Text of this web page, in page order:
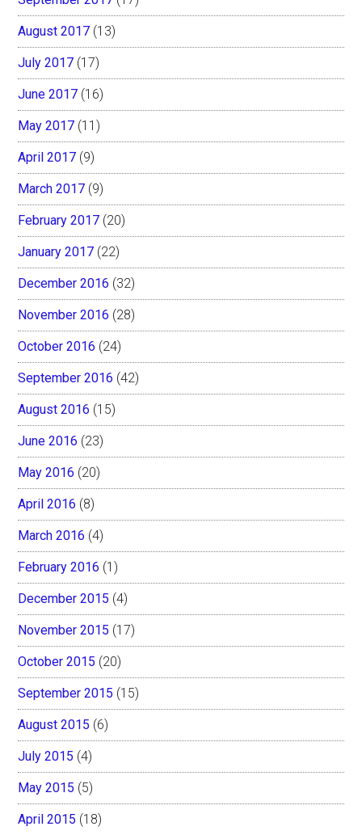
August 2017 (13)
July 2017 (17)
June 2017 (16)
May 2017 (11)
April 2017 (9)
March 2017 (9)
February 2017 (20)
January 2017 (22)
December 2016 (32)
November 2016 (28)
October 2016 (24)
September 2016 (42)
August 2016 (15)
June 2016 (23)
May 2016 (20)
April 2016 (8)
March 2016 (4)
February 2016 (1)
December 2015 (4)
November 2015 (17)
October 2015 (20)
September 2015 (15)
August 2015 (6)
July 2015 (4)
May 2015 (5)
April 2015 (18)